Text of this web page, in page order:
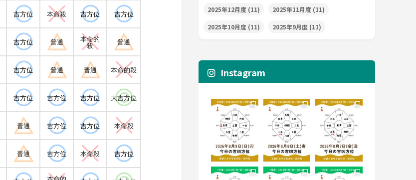
吉方位 本命殺 吉方位 吉方位
吉方位 普通
本命的
殺
普通
吉方位 普通 普通 本命的殺
吉方位 吉方位 吉方位 大吉方位
普通 吉方位 吉方位 本命殺
普通 吉方位 本命殺 吉方位
本命的
2025年12月度 (11) 2025年11月度 (11)
2025年10月度 (11) 2025年9月度 (11)
Instagram